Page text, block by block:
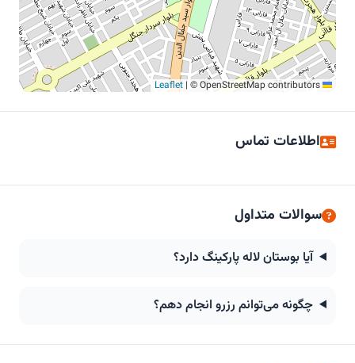
| © OpenStreetMap contributors
اطلاعات تماس
سوالات متداول
آیا بوستان لاله پارکینگ دارد؟
چگونه می‌توانم رزرو انجام دهم؟